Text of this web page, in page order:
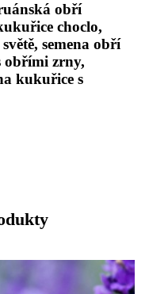
obří
choclo,
semena obří
obřími zrny,
kukuřice s